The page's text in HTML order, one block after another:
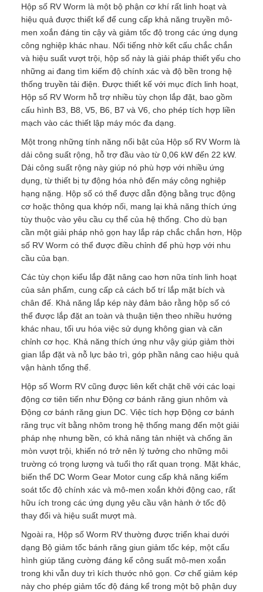
Hộp số RV Worm là một bộ phận cơ khí rất linh hoạt và
hiệu quả được thiết kế để cung cấp khả năng truyền mô-
men xoắn đáng tin cậy và giảm tốc độ trong các ứng dụng
công nghiệp khác nhau. Nổi tiếng nhờ kết cấu chắc chắn
và hiệu suất vượt trội, hộp số này là giải pháp thiết yếu cho
những ai đang tìm kiếm độ chính xác và độ bền trong hệ
thống truyền tải điện. Được thiết kế với mục đích linh hoạt,
Hộp số RV Worm hỗ trợ nhiều tùy chọn lắp đặt, bao gồm
cấu hình B3, B8, V5, B6, B7 và V6, cho phép tích hợp liền
mạch vào các thiết lập máy móc đa dạng.
Một trong những tính năng nổi bật của Hộp số RV Worm là
dải công suất rộng, hỗ trợ đầu vào từ 0,06 kW đến 22 kW.
Dải công suất rộng này giúp nó phù hợp với nhiều ứng
dụng, từ thiết bị tự động hóa nhỏ đến máy công nghiệp
hạng nặng. Hộp số có thể được dẫn động bằng trục động
cơ hoặc thông qua khớp nối, mang lại khả năng thích ứng
tùy thuộc vào yêu cầu cụ thể của hệ thống. Cho dù bạn
cần một giải pháp nhỏ gọn hay lắp ráp chắc chắn hơn, Hộp
số RV Worm có thể được điều chỉnh để phù hợp với nhu
cầu của bạn.
Các tùy chọn kiểu lắp đặt nâng cao hơn nữa tính linh hoạt
của sản phẩm, cung cấp cả cách bố trí lắp mặt bích và
chân đế. Khả năng lắp kép này đảm bảo rằng hộp số có
thể được lắp đặt an toàn và thuận tiện theo nhiều hướng
khác nhau, tối ưu hóa việc sử dụng không gian và căn
chỉnh cơ học. Khả năng thích ứng như vậy giúp giảm thời
gian lắp đặt và nỗ lực bảo trì, góp phần nâng cao hiệu quả
vận hành tổng thể.
Hộp số Worm RV cũng được liên kết chặt chẽ với các loại
động cơ tiên tiến như Động cơ bánh răng giun nhôm và
Động cơ bánh răng giun DC. Việc tích hợp Động cơ bánh
răng trục vít bằng nhôm trong hệ thống mang đến một giải
pháp nhẹ nhưng bền, có khả năng tản nhiệt và chống ăn
mòn vượt trội, khiến nó trở nên lý tưởng cho những môi
trường có trọng lượng và tuổi thọ rất quan trọng. Mặt khác,
biến thể DC Worm Gear Motor cung cấp khả năng kiểm
soát tốc độ chính xác và mô-men xoắn khởi động cao, rất
hữu ích trong các ứng dụng yêu cầu vận hành ở tốc độ
thay đổi và hiệu suất mượt mà.
Ngoài ra, Hộp số Worm RV thường được triển khai dưới
dạng Bộ giảm tốc bánh răng giun giảm tốc kép, một cấu
hình giúp tăng cường đáng kể công suất mô-men xoắn
trong khi vẫn duy trì kích thước nhỏ gọn. Cơ chế giảm kép
này cho phép giảm tốc độ đáng kể trong một bộ phận duy